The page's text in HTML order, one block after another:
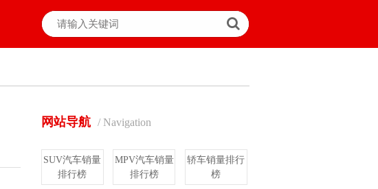
网站导航 / Navigation
SUV汽车销量
排行榜
MPV汽车销量
排行榜
轿车销量排行
榜